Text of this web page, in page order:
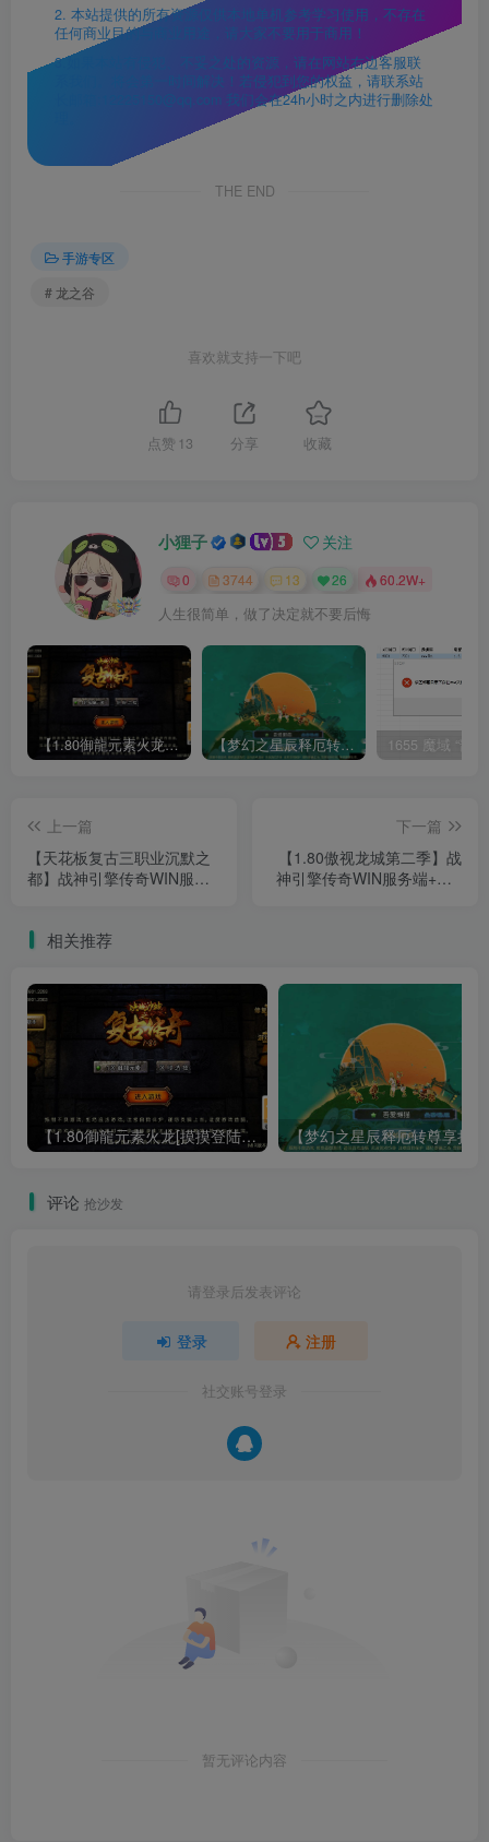
2. 本站提供的所有资源仅供本地单机参考学习使用，不存在
任何商业目的与商业用途，请大家不要用于商用！
3.如果本站有侵犯、不妥之处的资源，请在网站右边客服联
系我们。将会第一时间解决！若侵犯到您的权益，请联系站
长邮箱:12225150@qq.com 我们会在24h小时之内进行删除处
THE END
手游专区
# 龙之谷
喜欢就支持一下吧
点赞 13 分享 收藏
小狸子 关注
0 3744 13 26 60.2W+
人生很简单，做了决定就不要后悔
【1.80御龍元素火龙[摸摸登陆器]】战神引擎WIN服务端+GM工具+充值后台+双端+架设教程 【梦幻之星辰释厄转尊享挂机版】MT3换皮梦幻西游Linux服务端+GM后台+双端+源码+架设教程
上一篇
【天花板复古三职业沉默之
都】战神引擎传奇WIN服务
下一篇
【1.80傲视龙城第二季】战
神引擎传奇WIN服务端+GM
相关推荐
【1.80御龍元素火龙[摸摸登陆器]】战神引擎WIN服务端+GM工具+充值后台+双端+架设教程
评论 抢沙发
请登录后发表评论
登录 注册
社交账号登录
暂无评论内容